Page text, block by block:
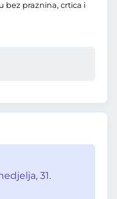
bez praznina, crtica i
31.